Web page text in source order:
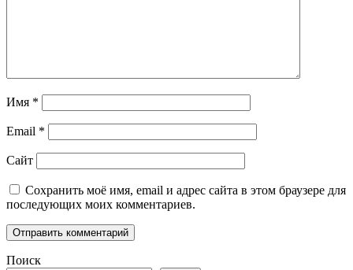
Имя *
Email *
Сайт
Сохранить моё имя, email и адрес сайта в этом браузере для
последующих моих комментариев.
Поиск